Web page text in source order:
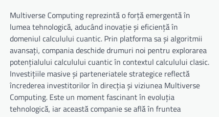
Multiverse Computing reprezintă o forță emergentă în
lumea tehnologică, aducând inovație și eficiență în
domeniul calculului cuantic. Prin platforma sa și algoritmii
avansați, compania deschide drumuri noi pentru explorarea
potențialului calculului cuantic în contextul calculului clasic.
Investițiile masive și parteneriatele strategice reflectă
încrederea investitorilor în direcția și viziunea Multiverse
Computing. Este un moment fascinant în evoluția
tehnologică, iar această companie se află în fruntea